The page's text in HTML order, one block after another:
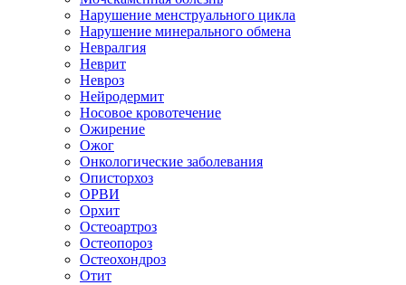
Нарушение менструального цикла
Нарушение минерального обмена
Невралгия
Неврит
Невроз
Нейродермит
Носовое кровотечение
Ожирение
Ожог
Онкологические заболевания
Описторхоз
ОРВИ
Орхит
Остеоартроз
Остеопороз
Остеохондроз
Отит